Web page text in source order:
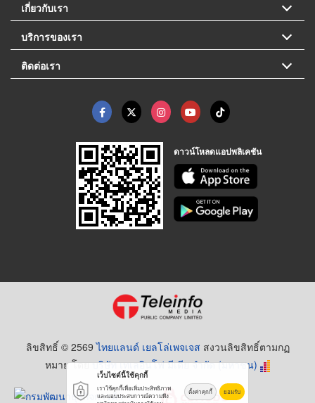
เกี่ยวกับเรา
บริการของเรา
ติดต่อเรา
ดาวน์โหลดแอปพลิเคชัน
ลิขสิทธิ์ © 2569ไทยแลนด์ เยลโล่เพจเจส สงวนลิขสิทธิ์ตามกฏ
หมาย โดยบริษัท เทเลอินโฟ มีเดีย จำกัด (มหาชน)
เว็บไซต์นี้ใช้คุกกี้
เราใช้คุกกี้เพื่อเพิ่มประสิทธิภาพ
และมอบประสบการณ์ความพึง
ตั้งค่าคุกกี้ ยอมรับ